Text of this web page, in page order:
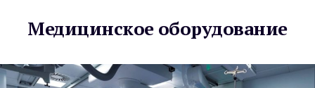
Медицинское оборудование